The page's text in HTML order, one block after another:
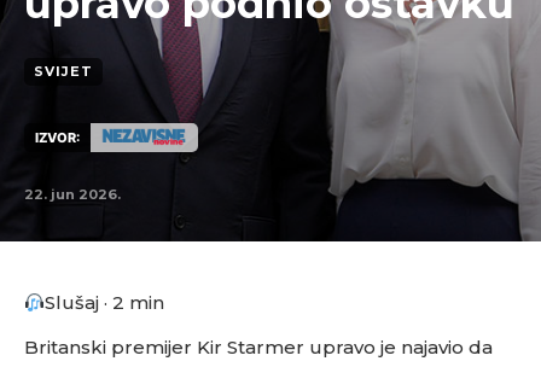
SVIJET
IZVOR:
22. jun 2026.
Slušaj · 2 min
Britanski premijer Kir Starmer upravo je najavio da